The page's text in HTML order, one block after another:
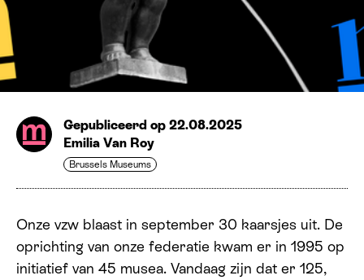
Gepubliceerd op 22.08.2025
Emilia Van Roy
Brussels Museums
Onze vzw blaast in september 30 kaarsjes uit. De
oprichting van onze federatie kwam er in 1995 op
initiatief van 45 musea. Vandaag zijn dat er 125,